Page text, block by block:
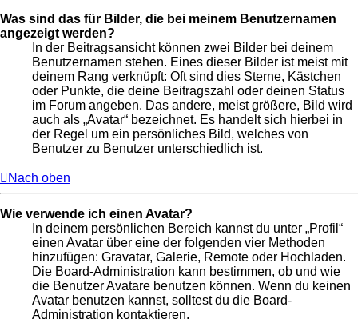
Was sind das für Bilder, die bei meinem Benutzernamen
angezeigt werden?
In der Beitragsansicht können zwei Bilder bei deinem
Benutzernamen stehen. Eines dieser Bilder ist meist mit
deinem Rang verknüpft: Oft sind dies Sterne, Kästchen
oder Punkte, die deine Beitragszahl oder deinen Status
im Forum angeben. Das andere, meist größere, Bild wird
auch als „Avatar“ bezeichnet. Es handelt sich hierbei in
der Regel um ein persönliches Bild, welches von
Benutzer zu Benutzer unterschiedlich ist.
Nach oben
Wie verwende ich einen Avatar?
In deinem persönlichen Bereich kannst du unter „Profil“
einen Avatar über eine der folgenden vier Methoden
hinzufügen: Gravatar, Galerie, Remote oder Hochladen.
Die Board-Administration kann bestimmen, ob und wie
die Benutzer Avatare benutzen können. Wenn du keinen
Avatar benutzen kannst, solltest du die Board-
Administration kontaktieren.